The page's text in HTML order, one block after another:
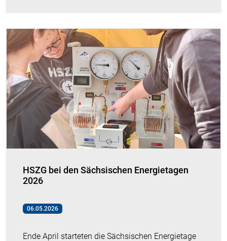
HSZG bei den Sächsischen Energietagen
2026
06.05.2026
Ende April starteten die Sächsischen Energietage